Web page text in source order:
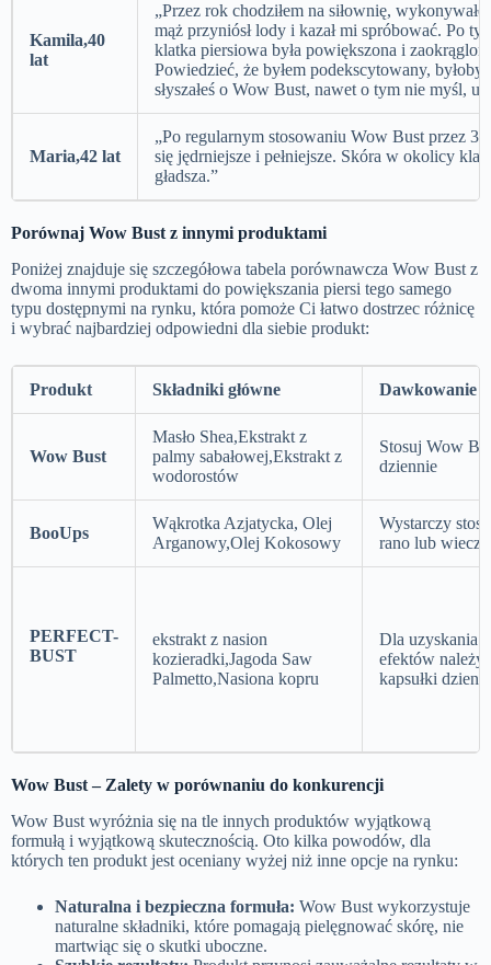
Kamila,40
lat
„Przez rok chodziłem na siłownię,
mąż przyniósł lody i kazał mi spróbować. Po
klatka piersiowa była powiększona i
Powiedzieć, że byłem podekscytowany,
słyszałeś o Wow Bust, nawet o tym nie myśl,
Maria,42 lat
„Po regularnym stosowaniu Wow Bust przez 3
się jędrniejsze i pełniejsze. Skóra w okolicy
gładsza.”
Porównaj Wow Bust z innymi produktami
Poniżej znajduje się szczegółowa tabela porównawcza Wow Bust z
dwoma innymi produktami do powiększania piersi tego samego
typu dostępnymi na rynku, która pomoże Ci łatwo dostrzec różnicę
i wybrać najbardziej odpowiedni dla siebie produkt:
Produkt Składniki główne Dawkowanie
Wow Bust
Masło Shea,Ekstrakt z
palmy sabałowej,Ekstrakt z
wodorostów
Stosuj Wow
dziennie
BooUps
Wąkrotka Azjatycka, Olej
Arganowy,Olej Kokosowy
Wystarczy
rano lub
PERFECT-
BUST
ekstrakt z nasion
kozieradki,Jagoda Saw
Palmetto,Nasiona kopru
Dla uzyskania
efektów należy
kapsułki
Wow Bust– Zalety w porównaniu do konkurencji
Wow Bust wyróżnia się na tle innych produktów wyjątkową
formułą i wyjątkową skutecznością. Oto kilka powodów, dla
których ten produkt jest oceniany wyżej niż inne opcje na rynku:
Naturalna i bezpieczna formuła: Wow Bust wykorzystuje
naturalne składniki, które pomagają pielęgnować skórę, nie
martwiąc się o skutki uboczne.